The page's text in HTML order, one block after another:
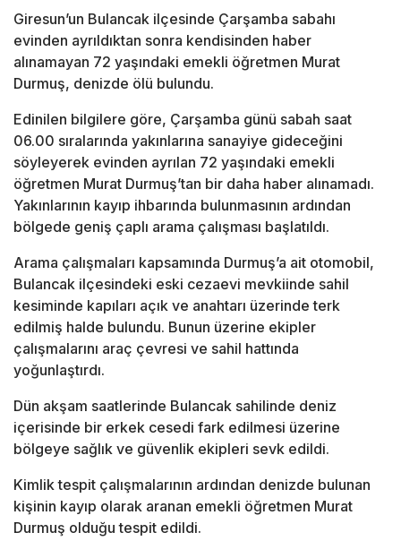
Giresun’un Bulancak ilçesinde Çarşamba sabahı
evinden ayrıldıktan sonra kendisinden haber
alınamayan 72 yaşındaki emekli öğretmen Murat
Durmuş, denizde ölü bulundu.
Edinilen bilgilere göre, Çarşamba günü sabah saat
06.00 sıralarında yakınlarına sanayiye gideceğini
söyleyerek evinden ayrılan 72 yaşındaki emekli
öğretmen Murat Durmuş’tan bir daha haber alınamadı.
Yakınlarının kayıp ihbarında bulunmasının ardından
bölgede geniş çaplı arama çalışması başlatıldı.
Arama çalışmaları kapsamında Durmuş’a ait otomobil,
Bulancak ilçesindeki eski cezaevi mevkiinde sahil
kesiminde kapıları açık ve anahtarı üzerinde terk
edilmiş halde bulundu. Bunun üzerine ekipler
çalışmalarını araç çevresi ve sahil hattında
yoğunlaştırdı.
Dün akşam saatlerinde Bulancak sahilinde deniz
içerisinde bir erkek cesedi fark edilmesi üzerine
bölgeye sağlık ve güvenlik ekipleri sevk edildi.
Kimlik tespit çalışmalarının ardından denizde bulunan
kişinin kayıp olarak aranan emekli öğretmen Murat
Durmuş olduğu tespit edildi.